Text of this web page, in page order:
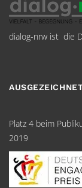
dialog-nrw ist die
Platz 4 beim
2019